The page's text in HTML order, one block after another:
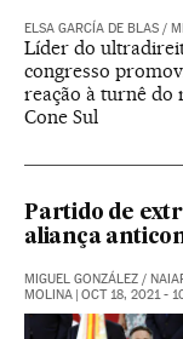
ELSA GARCÍA DE BLAS /
Líder do
congresso
reação à turnê do
Cone Sul
Partido de
aliança
MIGUEL GONZÁLEZ /
MOLINA OCT 18, 2021 -